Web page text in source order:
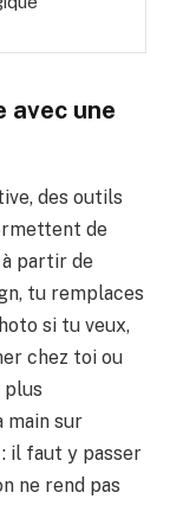
avec une
des outils
de
partir de
tu remplaces
si tu veux,
chez toi ou
plus
main sur
il faut y passer
ne rend pas